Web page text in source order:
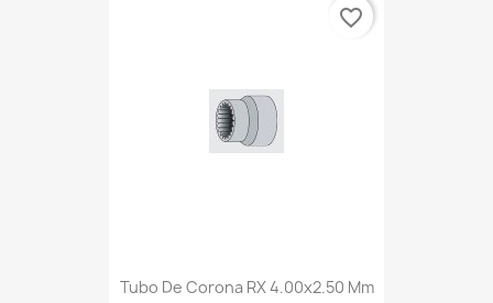
Tubo De Corona RX 4.00x2.50 Mm
favorite_border